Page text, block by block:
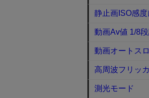
静止画ISO感
動画Av値 1/8
動画オートス
高周波フリッ
測光モード